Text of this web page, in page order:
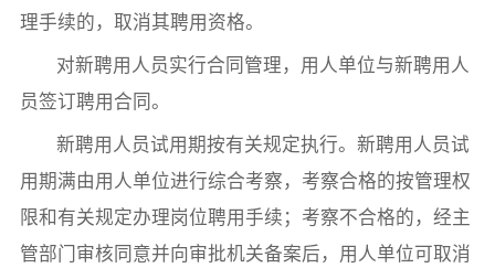
理手续的，取消其聘用资格。
对新聘用人员实行合同管理，用人单位与新聘用人
员签订聘用合同。
新聘用人员试用期按有关规定执行。新聘用人员试
用期满由用人单位进行综合考察，考察合格的按管理权
限和有关规定办理岗位聘用手续；考察不合格的，经主
管部门审核同意并向审批机关备案后，用人单位可取消